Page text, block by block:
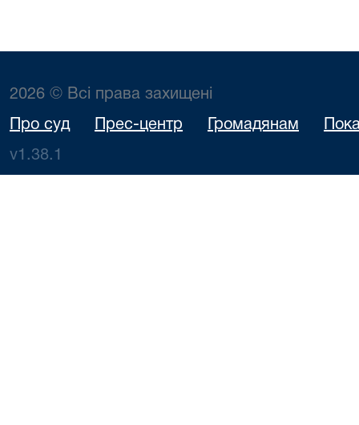
2026 © Всі права захищені
Про суд Прес-центр Громадянам
v1.38.1